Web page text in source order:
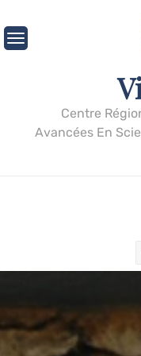
Centre
Avancées En